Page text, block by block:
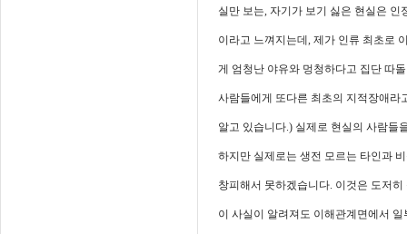
실만 보는, 자기가 보기 싫은 현실은
이라고 느껴지는데, 제가 인류 최초로
게 엄청난 야유와 멍청하다고 집단 따
사람들에게 또다른 최초의 지적장애
알고 있습니다.) 실제로 현실의 사람들
하지만 실제로는 생전 모르는 타인과
창피해서 못하겠습니다. 이것은 도저
이 사실이 알려져도 이해관계면에서